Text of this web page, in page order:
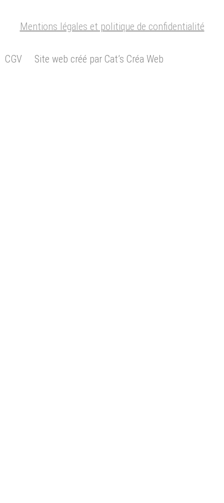
Mentions légales et politique de confidentialité
CGV Site web créé par Cat’s Créa Web